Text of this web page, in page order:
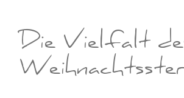
Die Vielfalt